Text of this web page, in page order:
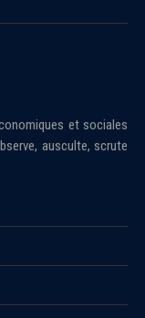
et sociales
ausculte, scrute